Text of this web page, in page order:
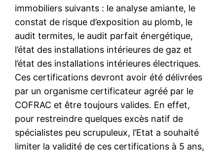
immobiliers suivants : le analyse amiante, le
constat de risque d’exposition au plomb, le
audit termites, le audit parfait énergétique,
l’état des installations intérieures de gaz et
l’état des installations intérieures électriques.
Ces certifications devront avoir été délivrées
par un organisme certificateur agréé par le
COFRAC et être toujours valides. En effet,
pour restreindre quelques excès natif de
spécialistes peu scrupuleux, l’Etat a souhaité
limiter la validité de ces certifications à 5 ans,